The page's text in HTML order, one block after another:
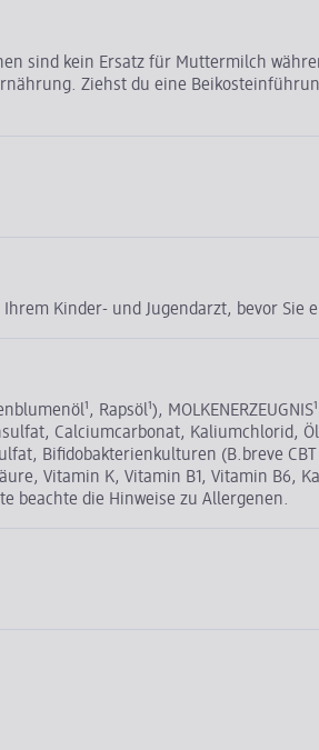
sind kein Ersatz für Muttermilch
Ziehst du eine
Kinder- und Jugendarzt, bevor Sie
Rapsöl¹),
Calciumcarbonat,
Bifidobakterienkulturen (B.breve CBT
Vitamin K, Vitamin B1, Vitamin B6,
beachte die Hinweise zu Allergenen.